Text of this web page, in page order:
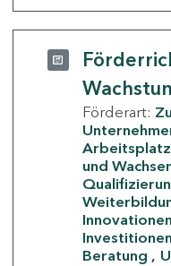
Förderart:
und
Beratung